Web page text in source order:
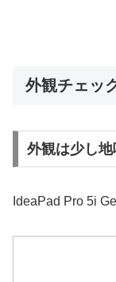
外観チェッ
外観は少し
IdeaPad Pro 5i